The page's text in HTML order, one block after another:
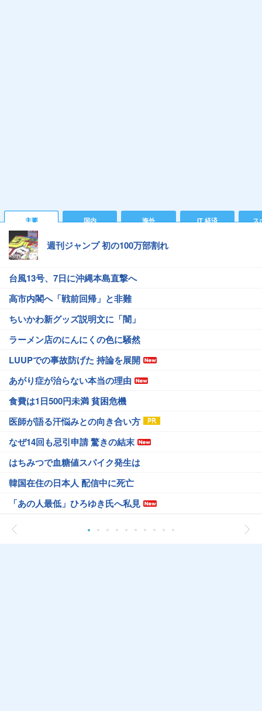
主要 国内 海外 IT 経済 ス
週刊ジャンプ 初の100万部割れ
台風13号、7日に沖縄本島直撃へ
高市内閣へ「戦前回帰」と非難
ちいかわ新グッズ説明文に「闇」
ラーメン店のにんにくの色に騒然
LUUPでの事故防げた 持論を展開
あがり症が治らない本当の理由
食費は1日500円未満 貧困危機
医師が語る汗悩みとの向き合い方
なぜ14回も忌引申請 驚きの結末
はちみつで血糖値スパイク発生は
韓国在住の日本人 配信中に死亡
「あの人最低」ひろゆき氏へ私見